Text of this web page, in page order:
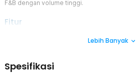
F&B dengan volume tinggi.
Fitur
Penggilingan Cepat dan Stabil
Performa motor yang konsisten
Lebih Banyak
Spesifikasi